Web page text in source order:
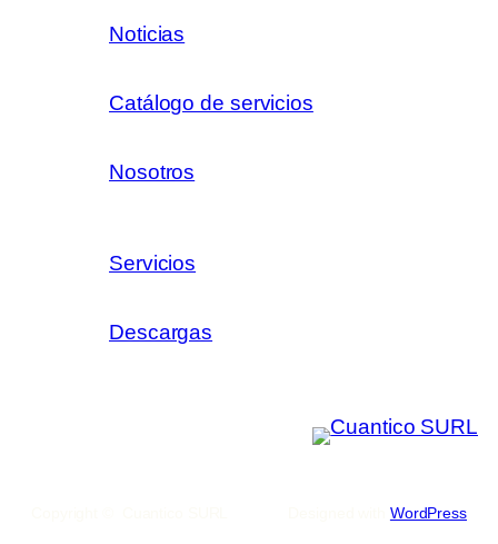
Noticias
Catálogo de servicios
Nosotros
Servicios
Descargas
WordPress